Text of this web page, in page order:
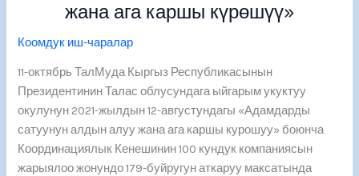
жана ага каршы күрөшүү»
Коомдук иш-чаралар
11-октябрь ТалМуда Кыргыз Республикасынын
Президентинин Талас облусундага ыйгарым укуктуу
окулунун 2021-жылдын 12-августундагы «Адамдарды
сатуунун алдын алуу жана ага каршы курошуу» боюнча
Координациялык Кенешинин 100 кундук компаниясын
жарыялоо жонундо 179-буйругун аткаруу максатында
ага
күрөшүү»